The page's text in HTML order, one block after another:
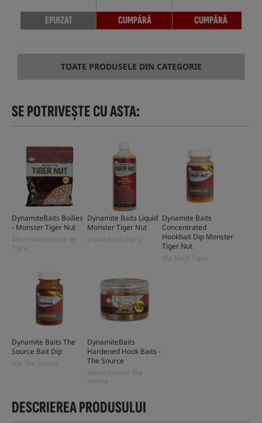
EPUIZAT CUMPĂRĂ CUMPĂRĂ
TOATE PRODUSELE DIN CATEGORIE
SE POTRIVEȘTE CU ASTA:
DynamiteBaits Boilies
- Monster Tiger Nut
Bile Proteice Nucă de
Tigru
Dynamite Baits Liquid
Monster Tiger Nut
Liquid Nucă Tigru
Dynamite Baits
Concentrated
Hookbait Dip Monster
Tiger Nut
Dip Nucă Tigru
Dynamite Baits The
Source Bait Dip
Dip The Source
DynamiteBaits
Hardened Hook Baits -
The Source
Năluci întărite The
Source
DESCRIEREA PRODUSULUI